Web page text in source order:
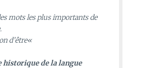
mots les plus importants de
d’être«
de la langue